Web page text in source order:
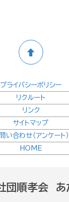
プライバシーポリシー
リクルート
リンク
サイトマップ
い合わせ（アンケート）
HOME
団順孝会 あ